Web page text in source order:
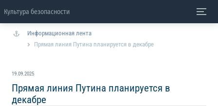
Культура безопасности
Информационная лента
Прямая линия Путина планируется в декабре
19.09.2025
Прямая линия Путина планируется в
декабре